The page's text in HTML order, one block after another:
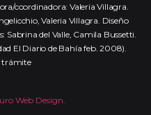
coordinadora: Valeria Villagra.
Valeria Villagra. Diseño
Sabrina del Valle, Camila Bussetti.
El Diario de Bahía feb. 2008).
trámite
Web Design.